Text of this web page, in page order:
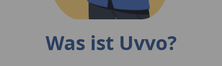
Was ist Uvvo?